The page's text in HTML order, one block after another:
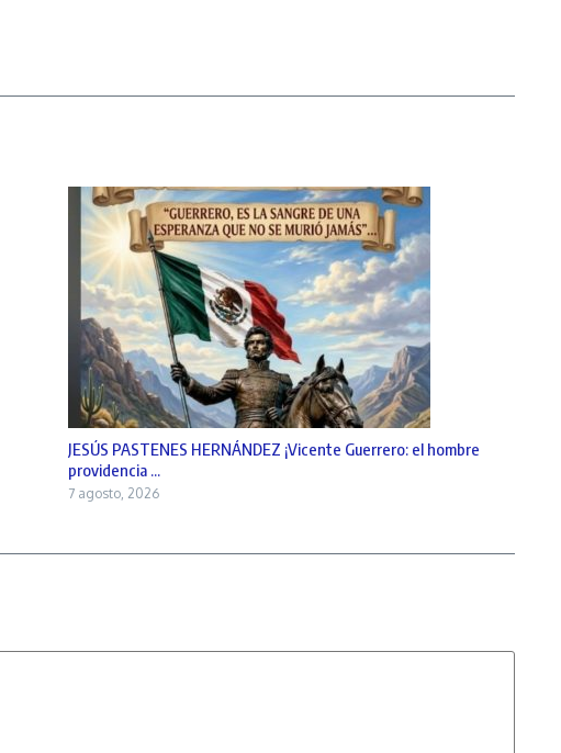
JESÚS PASTENES HERNÁNDEZ ¡Vicente Guerrero: el hombre
providencia ...
7 agosto, 2026